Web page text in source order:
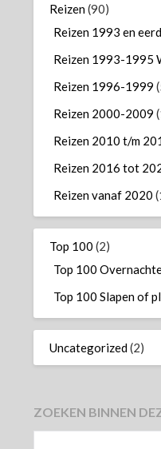
Reizen(90)
Reizen 1993 en
Reizen 1993-1995
Reizen 1996-1999
Reizen 2000-2009
Reizen 2010 t/m
Reizen 2016 tot
Reizen vanaf 2020
Top 100 (2)
Top 100
Top 100 Slapen of
Uncategorized(2)
ZOEKEN BINNEN